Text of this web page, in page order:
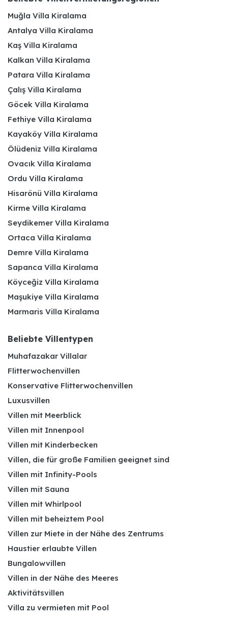
Muğla Villa Kiralama
Antalya Villa Kiralama
Kaş Villa Kiralama
Kalkan Villa Kiralama
Patara Villa Kiralama
Çalış Villa Kiralama
Göcek Villa Kiralama
Fethiye Villa Kiralama
Kayaköy Villa Kiralama
Ölüdeniz Villa Kiralama
Ovacık Villa Kiralama
Ordu Villa Kiralama
Hisarönü Villa Kiralama
Kirme Villa Kiralama
Seydikemer Villa Kiralama
Ortaca Villa Kiralama
Demre Villa Kiralama
Sapanca Villa Kiralama
Köyceğiz Villa Kiralama
Maşukiye Villa Kiralama
Marmaris Villa Kiralama
Beliebte Villentypen
Muhafazakar Villalar
Flitterwochenvillen
Konservative Flitterwochenvillen
Luxusvillen
Villen mit Meerblick
Villen mit Innenpool
Villen mit Kinderbecken
Villen, die für große Familien geeignet sind
Villen mit Infinity-Pools
Villen mit Sauna
Villen mit Whirlpool
Villen mit beheiztem Pool
Villen zur Miete in der Nähe des Zentrums
Haustier erlaubte Villen
Bungalowvillen
Villen in der Nähe des Meeres
Aktivitätsvillen
Villa zu vermieten mit Pool